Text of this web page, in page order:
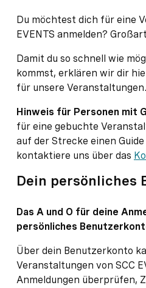
Du möchtest dich für eine
EVENTS anmelden?
Damit du so schnell wie
kommst, erklären wir dir
für unsere Veranstaltungen.
Hinweis für Personen mit
für eine gebuchte
auf der Strecke einen
kontaktiere uns über das
Dein persönliches
Das A und O für deine
persönliches
Über dein Benutzerkonto
Veranstaltungen von SCC
Anmeldungen überprüfen,